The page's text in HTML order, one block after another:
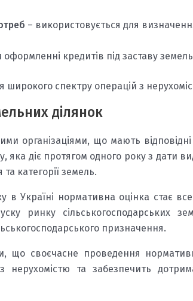
– використовується для
кредитів під заставу
спектру операцій з
ділянок
організаціями, що мають відповідні
діє протягом одного року з дати
категорії земель.
в Україні нормативна оцінка стає
ринку сільськогосподарських
призначення.
що своєчасне проведення
нерухомістю та забезпечить